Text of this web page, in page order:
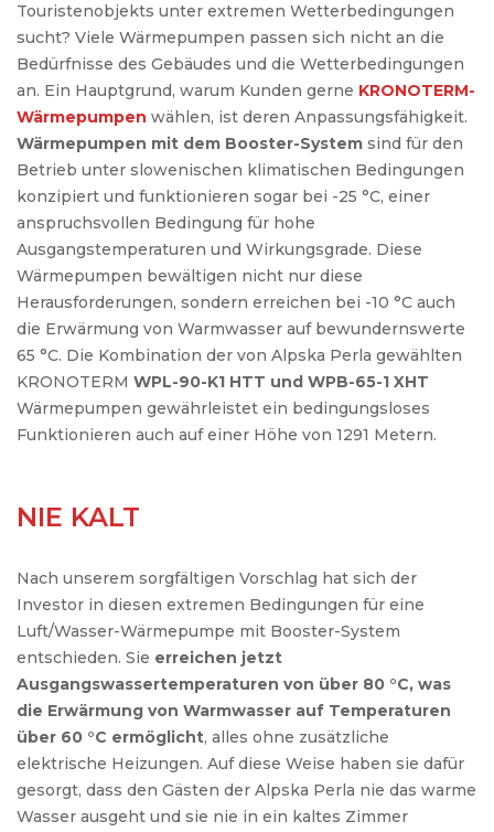
Touristenobjekts unter extremen Wetterbedingungen
sucht? Viele Wärmepumpen passen sich nicht an die
Bedürfnisse des Gebäudes und die Wetterbedingungen
an. Ein Hauptgrund, warum Kunden gerne KRONOTERM-
Wärmepumpen wählen, ist deren Anpassungsfähigkeit.
Wärmepumpen mit dem Booster-System sind für den
Betrieb unter slowenischen klimatischen Bedingungen
konzipiert und funktionieren sogar bei -25 °C, einer
anspruchsvollen Bedingung für hohe
Ausgangstemperaturen und Wirkungsgrade. Diese
Wärmepumpen bewältigen nicht nur diese
Herausforderungen, sondern erreichen bei -10 °C auch
die Erwärmung von Warmwasser auf bewundernswerte
65 °C. Die Kombination der von Alpska Perla gewählten
KRONOTERM WPL-90-K1 HTT und WPB-65-1 XHT
Wärmepumpen gewährleistet ein bedingungsloses
Funktionieren auch auf einer Höhe von 1291 Metern.
NIE KALT
Nach unserem sorgfältigen Vorschlag hat sich der
Investor in diesen extremen Bedingungen für eine
Luft/Wasser-Wärmepumpe mit Booster-System
entschieden. Sie erreichen jetzt
Ausgangswassertemperaturen von über 80 °C, was
die Erwärmung von Warmwasser auf Temperaturen
über 60 °C ermöglicht, alles ohne zusätzliche
elektrische Heizungen. Auf diese Weise haben sie dafür
gesorgt, dass den Gästen der Alpska Perla nie das warme
Wasser ausgeht und sie nie in ein kaltes Zimmer